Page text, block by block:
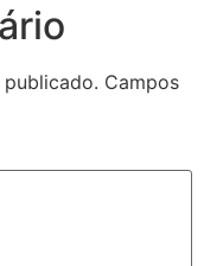
Campos